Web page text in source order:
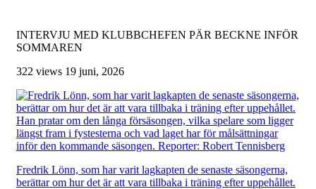
INTERVJU MED KLUBBCHEFEN PÄR BECKNE INFÖR
SOMMAREN
322 views 19 juni, 2026
Fredrik Lönn, som har varit lagkapten de senaste säsongerna,
berättar om hur det är att vara tillbaka i träning efter uppehållet.